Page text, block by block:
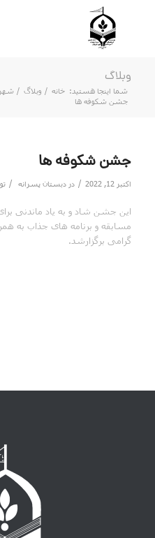
وبلاگ
شما اینجا هستید: خانه / وبلاگ /
جشن شکوفه ها
جشن شکوفه ها
اکتبر 12, 2022 / در دبستان پسرانه /
این جشن شاد و به یاد ماندنی
مسابقه و برنامه های جذاب به
گرامی برگزارشد.